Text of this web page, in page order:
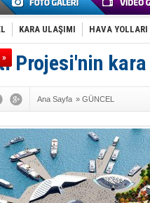
KARA ULAŞIMI HAVA YOLLARI
» Projesi'nin
Ana Sayfa » GÜNCEL